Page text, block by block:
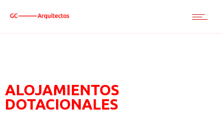
ALOJAMIENTOS
DOTACIONALES